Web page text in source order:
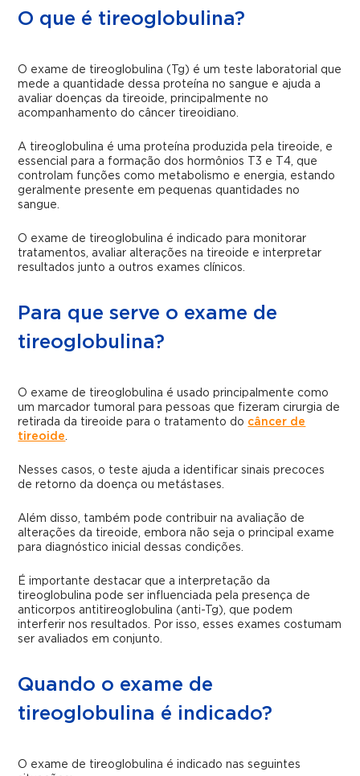
O que é tireoglobulina?
O exame de tireoglobulina (Tg) é um teste laboratorial que
mede a quantidade dessa proteína no sangue e ajuda a
avaliar doenças da tireoide, principalmente no
acompanhamento do câncer tireoidiano.
A tireoglobulina é uma proteína produzida pela tireoide, e
essencial para a formação dos hormônios T3 e T4, que
controlam funções como metabolismo e energia, estando
geralmente presente em pequenas quantidades no
sangue.
O exame de tireoglobulina é indicado para monitorar
tratamentos, avaliar alterações na tireoide e interpretar
resultados junto a outros exames clínicos.
Para que serve o exame de
tireoglobulina?
O exame de tireoglobulina é usado principalmente como
um marcador tumoral para pessoas que fizeram cirurgia de
retirada da tireoide para o tratamento do câncer de
tireoide.
Nesses casos, o teste ajuda a identificar sinais precoces
de retorno da doença ou metástases.
Além disso, também pode contribuir na avaliação de
alterações da tireoide, embora não seja o principal exame
para diagnóstico inicial dessas condições.
É importante destacar que a interpretação da
tireoglobulina pode ser influenciada pela presença de
anticorpos antitireoglobulina (anti-Tg), que podem
interferir nos resultados. Por isso, esses exames costumam
ser avaliados em conjunto.
Quando o exame de
tireoglobulina é indicado?
O exame de tireoglobulina é indicado nas seguintes